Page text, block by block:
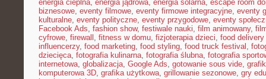
energia cieplna, energia jądrowa, energia solarna, escape room
biznesowe, eventy filmowe, eventy firmowe integracyjne, eventy
kulturalne, eventy polityczne, eventy przygodowe, eventy
Facebook Ads, fashion show, festiwale nauki, film animowany,
cyfrowe, firewall , fitness w domu, fizjoterapia dzieci, food delivery
influencerzy, food marketing, food styling, food truck festival ,
dziecięca, fotografia kulinarna, fotografia ślubna, fotografia
internetowa, globalizacja, Google Ads, gotowanie sous vide,
komputerowa 3D, grafika użytkowa, grillowanie sezonowe, gry